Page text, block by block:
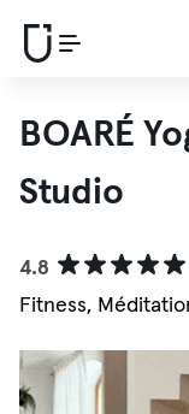
BOARÉ
Studio
4.8
Fitness,